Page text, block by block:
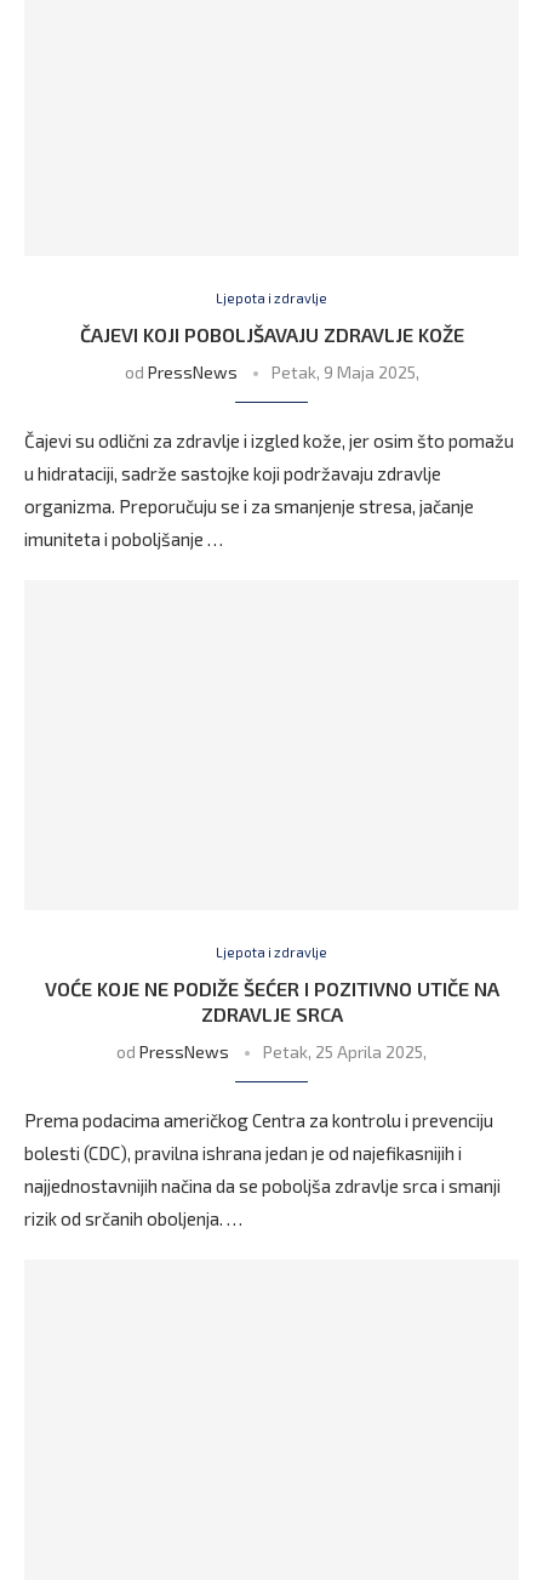
Ljepota i zdravlje
ČAJEVI KOJI POBOLJŠAVAJU ZDRAVLJE KOŽE
od PressNews Petak, 9 Maja 2025,
Čajevi su odlični za zdravlje i izgled kože, jer osim što pomažu
u hidrataciji, sadrže sastojke koji podržavaju zdravlje
organizma. Preporučuju se i za smanjenje stresa, jačanje
imuniteta i poboljšanje …
Ljepota i zdravlje
VOĆE KOJE NE PODIŽE ŠEĆER I POZITIVNO UTIČE NA
ZDRAVLJE SRCA
od PressNews Petak, 25 Aprila 2025,
Prema podacima američkog Centra za kontrolu i prevenciju
bolesti (CDC), pravilna ishrana jedan je od najefikasnijih i
najjednostavnijih načina da se poboljša zdravlje srca i smanji
rizik od srčanih oboljenja. …